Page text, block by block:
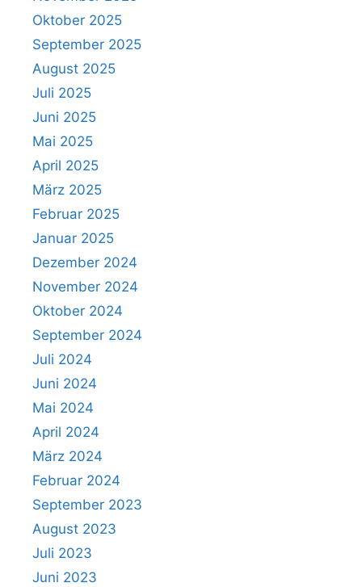
Oktober 2025
September 2025
August 2025
Juli 2025
Juni 2025
Mai 2025
April 2025
März 2025
Februar 2025
Januar 2025
Dezember 2024
November 2024
Oktober 2024
September 2024
Juli 2024
Juni 2024
Mai 2024
April 2024
März 2024
Februar 2024
September 2023
August 2023
Juli 2023
Juni 2023